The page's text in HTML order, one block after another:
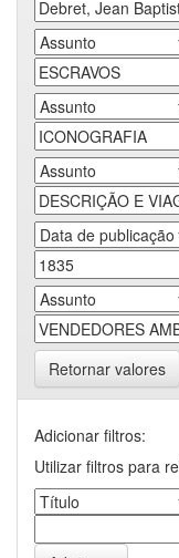
Retornar valores
Adicionar filtros:
Utilizar filtros para